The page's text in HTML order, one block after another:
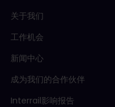
关于我们
工作机会
新闻中心
成为我们的合作伙伴
Interrail影响报告